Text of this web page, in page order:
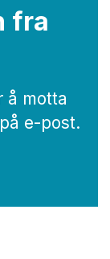
fra
å motta
e-post.